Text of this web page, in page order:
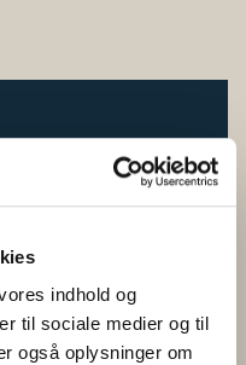
indhold og
til sociale medier og til
også oplysninger om